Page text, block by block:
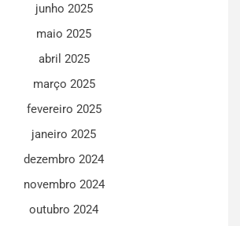
junho 2025
maio 2025
abril 2025
março 2025
fevereiro 2025
janeiro 2025
dezembro 2024
novembro 2024
outubro 2024